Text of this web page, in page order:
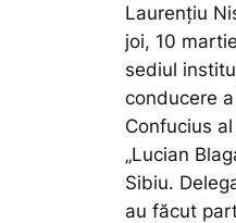
Laurențiu
joi, 10
sediul
conducere
Confucius
„Lucian
Sibiu.
au făcut